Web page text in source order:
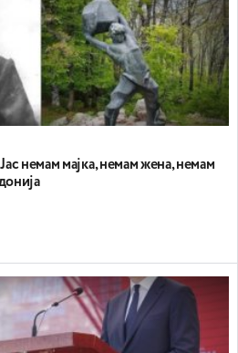
немам мајка, немам жена, немам